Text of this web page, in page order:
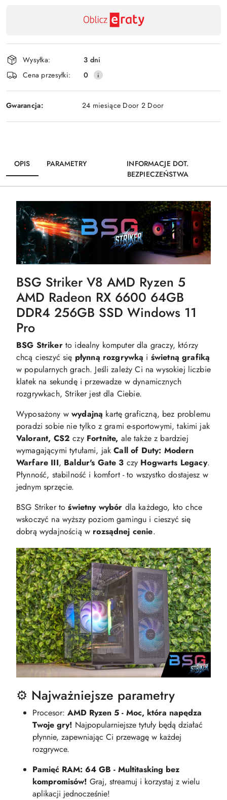
płatność
i
dostawa
Wysyłka:
3 dni
Cena przesyłki:
0
Gwarancja: 24 miesiące Door 2 Door
OPIS PARAMETRY
INFORMACJE DOT.
BEZPIECZEŃSTWA
BSG Striker V8 AMD Ryzen 5
AMD Radeon RX 6600 64GB
DDR4 256GB SSD Windows 11
Pro
BSG Strikerto idealny komputer dla graczy, którzy
chcą cieszyć się płynną rozgrywką i świetną grafiką
w popularnych grach. Jeśli zależy Ci na wysokiej liczbie
klatek na sekundę i przewadze w dynamicznych
rozgrywkach, Striker jest dla Ciebie.
Wyposażony wwydajną kartę graficzną, bez problemu
poradzi sobie nie tylko z grami e-sportowymi, takimi jak
Valorant, CS2 czy Fortnite, ale także z bardziej
wymagającymi tytułami, jakCall of Duty: Modern
Warfare III, Baldur's Gate 3 czy Hogwarts Legacy.
Płynność, stabilność i komfort - to wszystko dostajesz w
jednym sprzęcie.
BSG Striker toświetny wybór dla każdego, kto chce
wskoczyć na wyższy poziom gamingu i cieszyć się
dobrą wydajnością w rozsądnej cenie.
⚙️ Najważniejsze parametry
Procesor: AMD Ryzen 5 - Moc, która napędza
Twoje gry! Najpopularniejsze tytuły będą działać
płynnie, zapewniając Ci przewagę w każdej
rozgrywce.
Pamięć RAM: 64 GB - Multitasking bez
kompromisów! Graj, streamuj i korzystaj z wielu
aplikacji jednocześnie!